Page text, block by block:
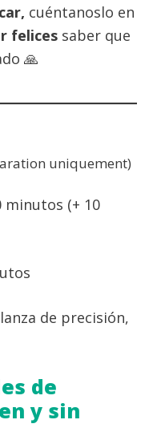
cuéntanoslo en
felices saber que
🙏
uniquement)
minutos (+ 10
de precisión,
de
y sin